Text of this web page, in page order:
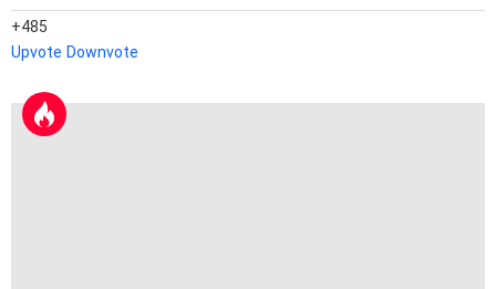
485
Upvote Downvote